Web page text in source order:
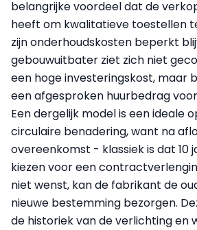
belangrijke voordeel dat de
heeft om kwalitatieve toestellen
zijn onderhoudskosten beperkt
gebouwuitbater ziet zich niet
een hoge investeringskost, maar
een afgesproken huurbedrag
Een dergelijk model is een ideale
circulaire benadering, want na
overeenkomst - klassiek is dat 10
kiezen voor een
niet wenst, kan de fabrikant de
nieuwe bestemming bezorgen.
de historiek van de verlichting en